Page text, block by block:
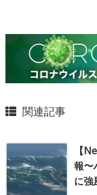
関連記事
【
報〜
に強